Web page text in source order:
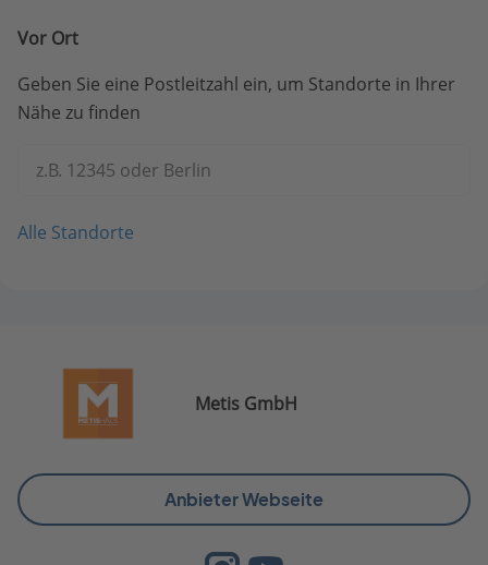
Vor Ort
Geben Sie eine Postleitzahl ein, um Standorte in Ihrer
Nähe zu finden
z.B. 12345 oder Berlin
Alle Standorte
Metis GmbH
Anbieter Webseite